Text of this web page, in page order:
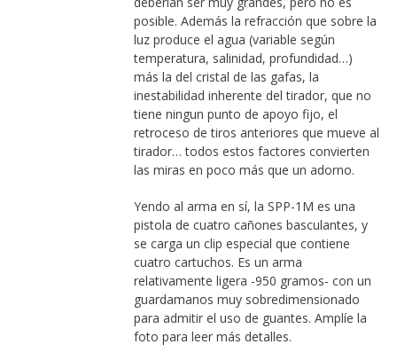
posible. Además la refracción que sobre la
luz produce el agua (variable según
temperatura, salinidad, profundidad…)
más la del cristal de las gafas, la
inestabilidad inherente del tirador, que no
tiene ningun punto de apoyo fijo, el
retroceso de tiros anteriores que mueve al
tirador… todos estos factores convierten
las miras en poco más que un adorno.
Yendo al arma en sí, la SPP-1M es una
pistola de cuatro cañones basculantes, y
se carga un clip especial que contiene
cuatro cartuchos. Es un arma
relativamente ligera -950 gramos- con un
guardamanos muy sobredimensionado
para admitir el uso de guantes. Amplíe la
foto para leer más detalles.